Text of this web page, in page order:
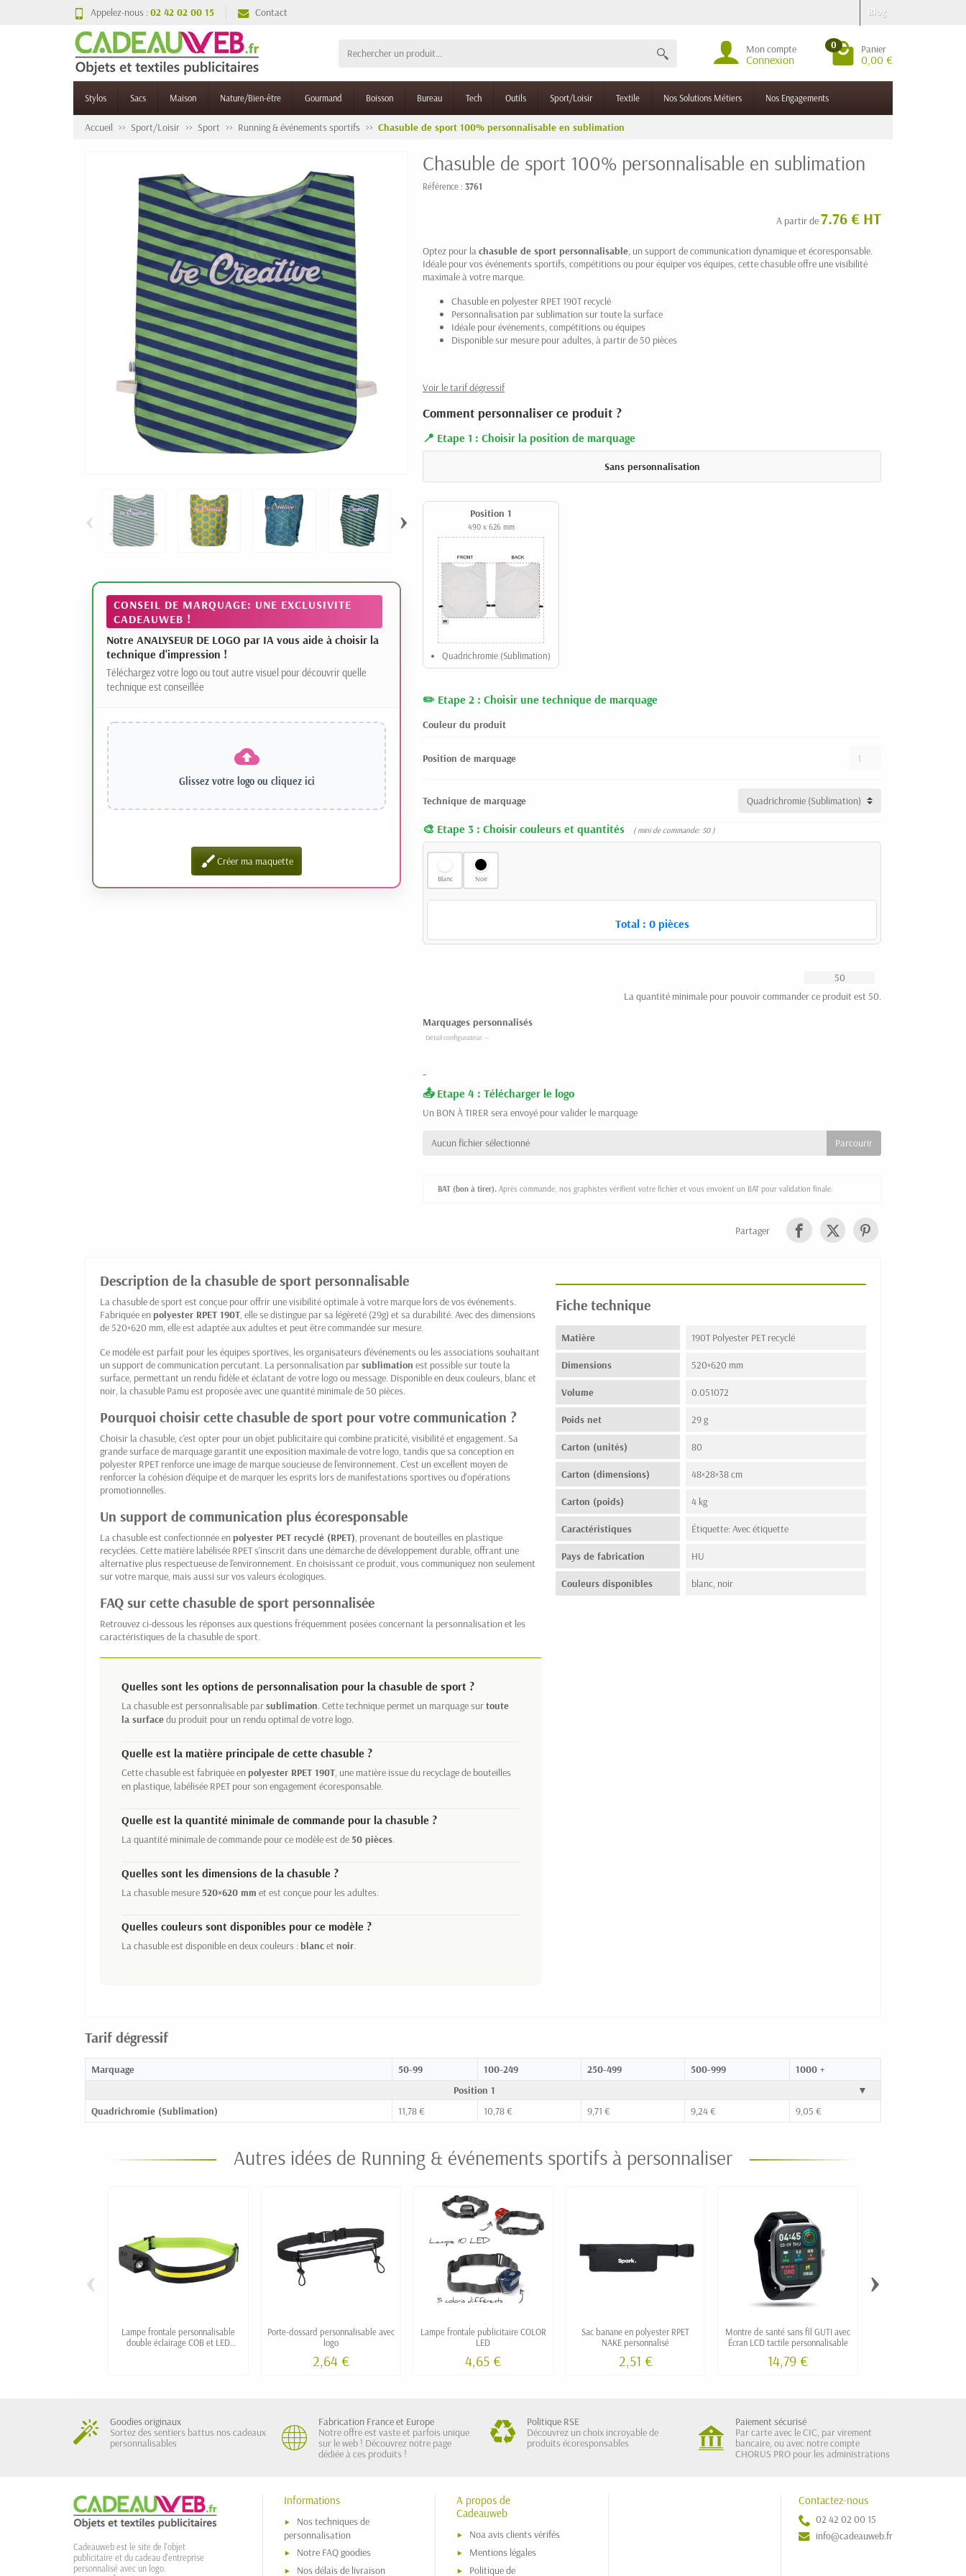
Appelez-nous :02 42 02 00 15 Contact Blog
Mon compte
Connexion
0 Panier
0,00 €
Stylos Sacs Maison Nature/Bien-être Gourmand Boisson Bureau Tech Outils Sport/Loisir Textile Nos Solutions Métiers Nos Engagements
Accueil Sport/Loisir Sport Running & événements sportifs Chasuble de sport 100% personnalisable en sublimation
‹ ›
CONSEIL DE MARQUAGE: UNE EXCLUSIVITE
CADEAUWEB !
Notre ANALYSEUR DE LOGO par IA vous aide à choisir la
technique d'impression !
Téléchargez votre logo ou tout autre visuel pour découvrir quelle
technique est conseillée
Glissez votre logo ou cliquez ici
brushCréer ma maquette
Chasuble de sport 100% personnalisable en sublimation
Référence : 3761
A partir de7.76 € HT
Optez pour lachasuble de sport personnalisable, un support de communication dynamique et écoresponsable.
Idéale pour vos événements sportifs, compétitions ou pour équiper vos équipes, cette chasuble offre une visibilité
maximale à votre marque.
Chasuble en polyester RPET 190T recyclé
Personnalisation par sublimation sur toute la surface
Idéale pour événements, compétitions ou équipes
Disponible sur mesure pour adultes, à partir de 50 pièces
Voir le tarif dégressif
Comment personnaliser ce produit ?
Etape 1 : Choisir la position de marquage
Sans personnalisation
Position 1
490 x 626 mm
Quadrichromie (Sublimation)
Etape 2 : Choisir une technique de marquage
Couleur du produit
Position de marquage
Technique de marquage
Etape 3 : Choisir couleurs et quantités ( mini de commande: 50 )
Blanc Noir
Total : 0pièces
La quantité minimale pour pouvoir commander ce produit est 50.
Marquages personnalisés
-
Etape 4 : Télécharger le logo
Un BON À TIRER sera envoyé pour valider le marquage
Aucun fichier sélectionné
BAT (bon à tirer). Après commande, nos graphistes vérifient votre fichier et vous envoient un BAT pour validation finale.
Partager
Description de la chasuble de sport personnalisable
La chasuble de sport est conçue pour offrir une visibilité optimale à votre marque lors de vos événements.
Fabriquée enpolyester RPET 190T, elle se distingue par sa légèreté (29g) et sa durabilité. Avec des dimensions
de 520×620 mm, elle est adaptée aux adultes et peut être commandée sur mesure.
Ce modèle est parfait pour les équipes sportives, les organisateurs d'événements ou les associations souhaitant
un support de communication percutant. La personnalisation parsublimation est possible sur toute la
surface, permettant un rendu fidèle et éclatant de votre logo ou message. Disponible en deux couleurs, blanc et
noir, la chasuble Pamu est proposée avec une quantité minimale de 50 pièces.
Pourquoi choisir cette chasuble de sport pour votre communication ?
Choisir la chasuble, c'est opter pour un objet publicitaire qui combine praticité, visibilité et engagement. Sa
grande surface de marquage garantit une exposition maximale de votre logo, tandis que sa conception en
polyester RPET renforce une image de marque soucieuse de l'environnement. C'est un excellent moyen de
renforcer la cohésion d'équipe et de marquer les esprits lors de manifestations sportives ou d'opérations
promotionnelles.
Un support de communication plus écoresponsable
La chasuble est confectionnée enpolyester PET recyclé (RPET), provenant de bouteilles en plastique
recyclées. Cette matière labélisée RPET s'inscrit dans une démarche de développement durable, offrant une
alternative plus respectueuse de l'environnement. En choisissant ce produit, vous communiquez non seulement
sur votre marque, mais aussi sur vos valeurs écologiques.
FAQ sur cette chasuble de sport personnalisée
Retrouvez ci-dessous les réponses aux questions fréquemment posées concernant la personnalisation et les
caractéristiques de la chasuble de sport.
Quelles sont les options de personnalisation pour la chasuble de sport ?
La chasuble est personnalisable parsublimation. Cette technique permet un marquage surtoute
la surfacedu produit pour un rendu optimal de votre logo.
Quelle est la matière principale de cette chasuble ?
Cette chasuble est fabriquée enpolyester RPET 190T, une matière issue du recyclage de bouteilles
en plastique, labélisée RPET pour son engagement écoresponsable.
Quelle est la quantité minimale de commande pour la chasuble ?
La quantité minimale de commande pour ce modèle est de50 pièces.
Quelles sont les dimensions de la chasuble ?
La chasuble mesure520×620 mm et est conçue pour les adultes.
Quelles couleurs sont disponibles pour ce modèle ?
La chasuble est disponible en deux couleurs :blancet noir.
Fiche technique
Matière 190T Polyester PET recyclé
Dimensions 520×620 mm
Volume 0.051072
Poids net 29 g
Carton (unités) 80
Carton (dimensions) 48×28×38 cm
Carton (poids) 4 kg
Caractéristiques Étiquette: Avec étiquette
Pays de fabrication HU
Couleurs disponibles blanc, noir
Tarif dégressif
Marquage 50-99 100-249 250-499 500-999
1000 +
Position 1
▼
Quadrichromie (Sublimation)
11,78 € 10,78 € 9,71 € 9,24 € 9,05 €
Autres idées de Running & événements sportifs à personnaliser
Lampe frontale personnalisable
double éclairage COB et LED
Porte-dossard personnalisable avec
logo
2,64 €
Lampe frontale publicitaire COLOR
LED
4,65 €
Sac banane en polyester RPET
NAKE personnalisé
2,51 €
Montre de santé sans fil GUTI avec
Écran LCD tactile personnalisable
14,79 €
‹ ›
Goodies originaux
Sortez des sentiers battus nos cadeaux
personnalisables
Fabrication France et Europe
Notre offre est vaste et parfois unique
sur le web ! Découvrez notre page
dédiée à ces produits !
Politique RSE
Découvrez un choix incroyable de
produits écoresponsables
Paiement sécurisé
Par carte avec le CIC, par virement
bancaire, ou avec notre compte
CHORUS PRO pour les administrations
Cadeauweb est le site de l'objet
publicitaire et du cadeau d'entreprise
personnalisé avec un logo.
Informations
Nos techniques de
personnalisation
Notre FAQ goodies
Nos délais de livraison
A propos de
Cadeauweb
Noa avis clients vérifés
Mentions légales
Politique de
Contactez-nous
02 42 02 00 15
info@cadeauweb.fr